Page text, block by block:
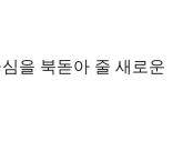
을 북돋아 줄 새로운